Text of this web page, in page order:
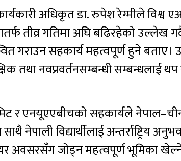
अधिकृत डा. रुपेश रेग्मीले विश्व
तीव्र गतिमा अघि बढिरहेको उल्लेख
गराउन सहकार्य महत्वपूर्ण हुने
तथा नवप्रवर्तनसम्बन्धी सम्बन्धलाई
र एनयूएएबीचको सहकार्यले
नेपाली विद्यार्थीलाई अन्तर्राष्ट्रिय
अवसरसँग जोड्न महत्वपूर्ण भूमिका